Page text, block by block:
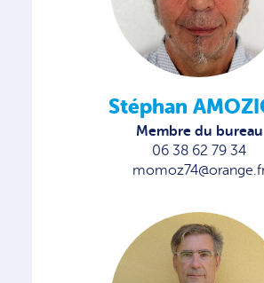
Stéphan
Membre du bureau
06 38 62 79 34